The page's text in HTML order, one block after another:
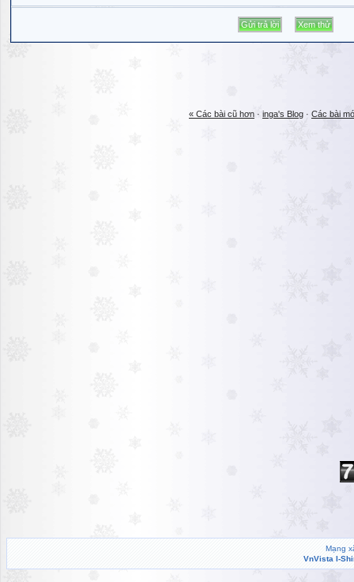
« Các bài cũ hơn · inga's Blog · Các bài
Mạng
VnVista I-